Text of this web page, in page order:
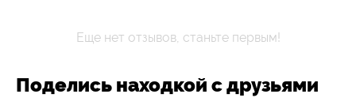
Еще нет отзывов, станьте первым!
Поделись находкой с друзьями